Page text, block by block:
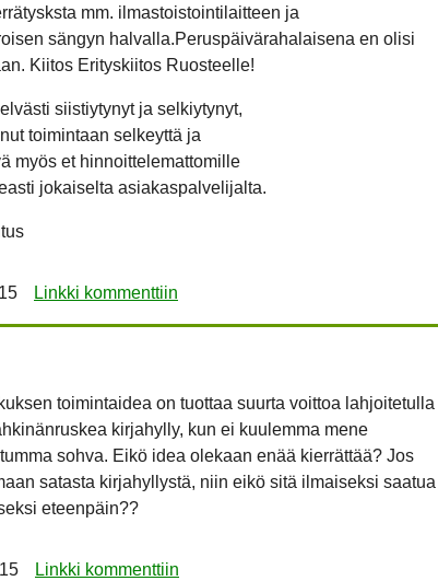
mm. ilmastoistointilaitteen ja
sängyn halvalla.Peruspäivärahalaisena en olisi
Kiitos Erityskiitos Ruosteelle!
siistiytynyt ja selkiytynyt,
toimintaan selkeyttä ja
myös et hinnoittelemattomille
jokaiselta asiakaspalvelijalta.
Linkki kommenttiin
toimintaidea on tuottaa suurta voittoa lahjoitetulla
kirjahylly, kun ei kuulemma mene
sohva. Eikö idea olekaan enää kierrättää? Jos
satasta kirjahyllystä, niin eikö sitä ilmaiseksi saatua
eteenpäin??
Linkki kommenttiin